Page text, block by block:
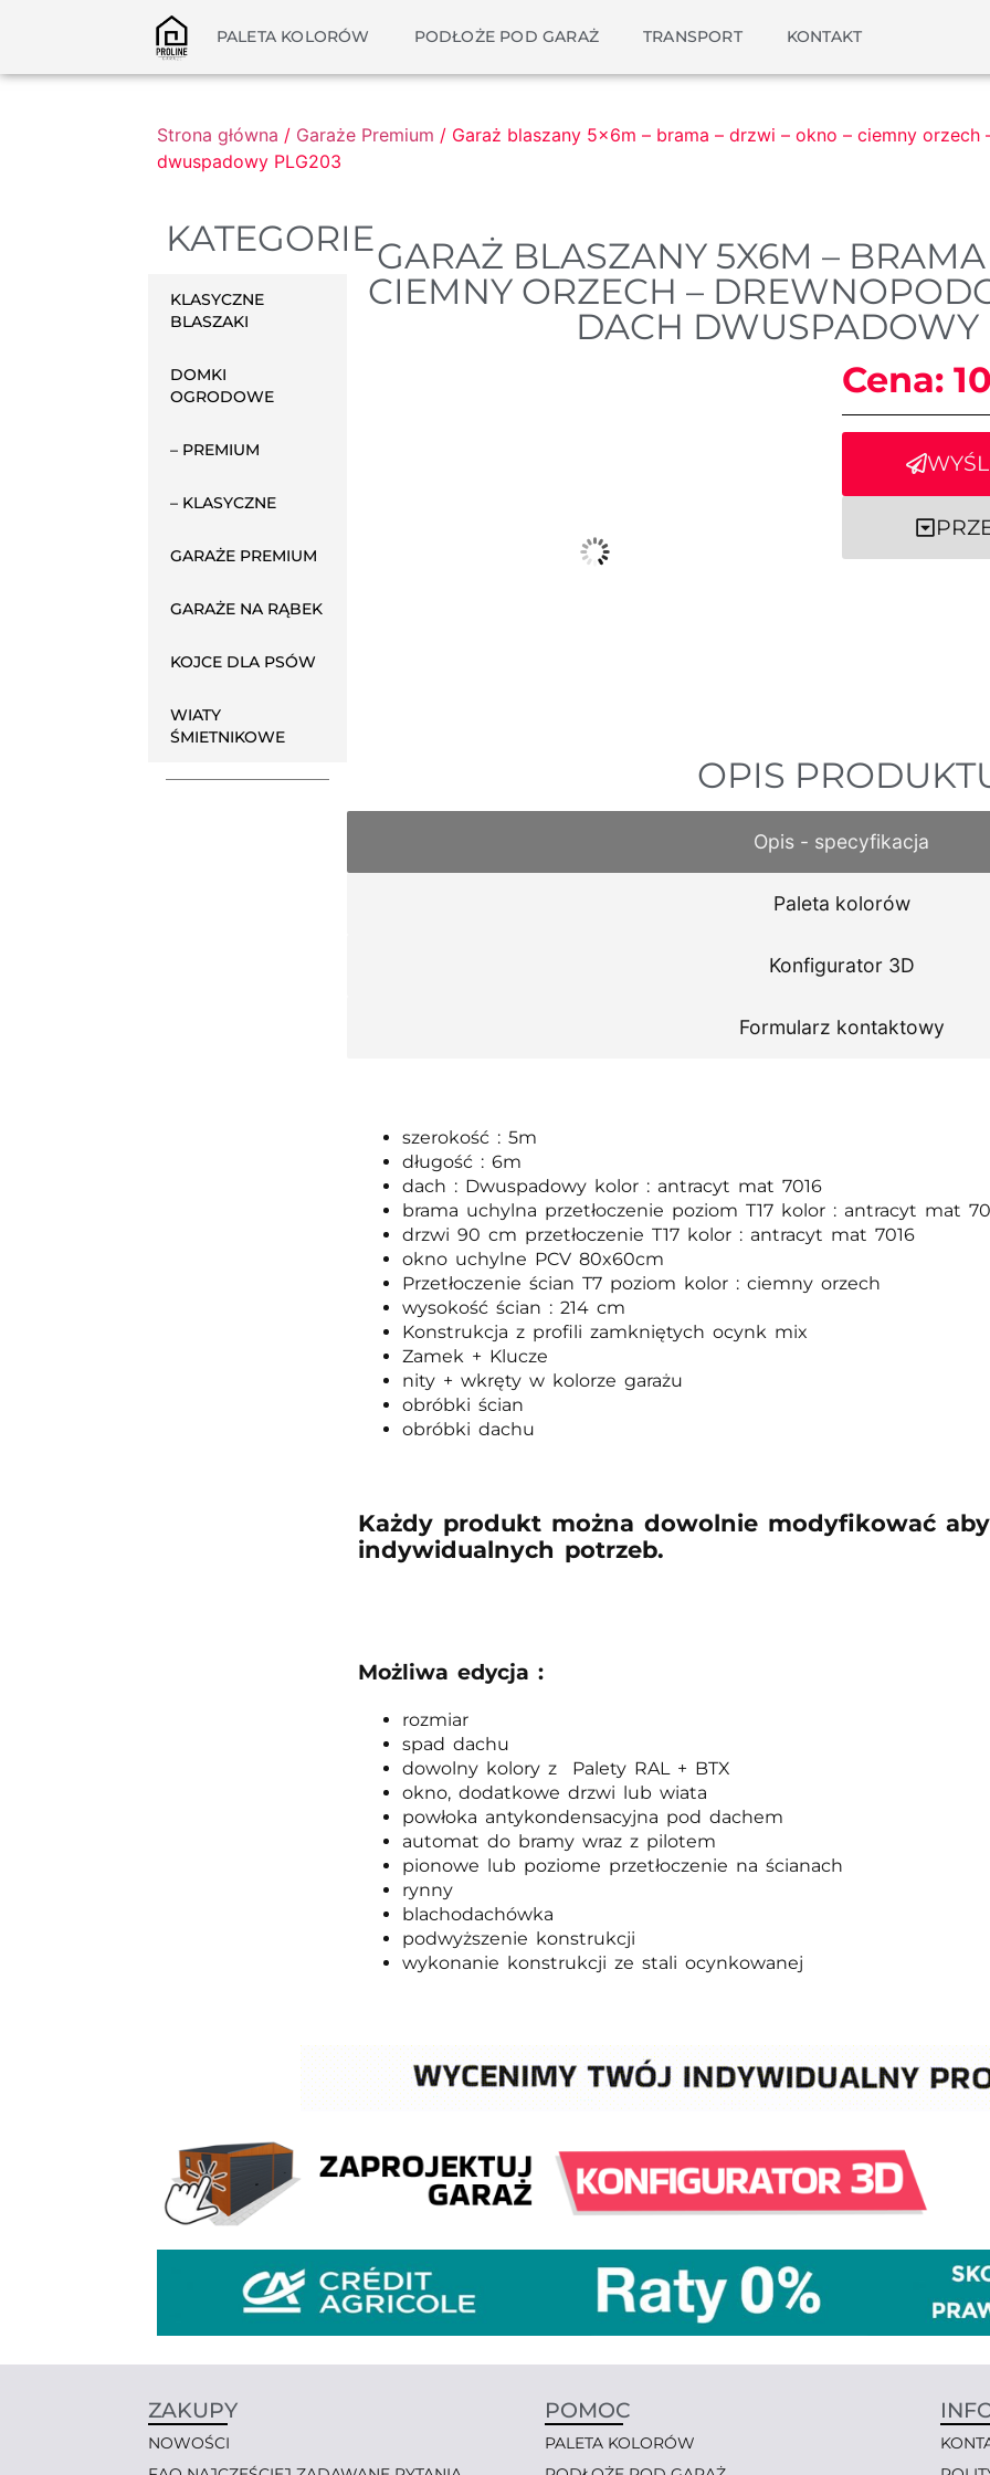
PALETA KOLORÓW PODŁOŻE POD GARAŻ TRANSPORT KONTAKT
Strona główna / Garaże Premium / Garaż blaszany 5x6m – brama – drzwi – okno – ciemny
dwuspadowy PLG203
KATEGORIE
KLASYCZNE
BLASZAKI
DOMKI
OGRODOWE
– PREMIUM
– KLASYCZNE
GARAŻE PREMIUM
GARAŻE NA RĄBEK
KOJCE DLA PSÓW
WIATY
ŚMIETNIKOWE
GARAŻ BLASZANY 5X6M –
CIEMNY ORZECH –
DACH DWUSPADOWY
Cena:
OPIS
Opis - specyfikacja
Paleta kolorów
Konfigurator 3D
Formularz kontaktowy
szerokość : 5m
długość : 6m
dach : Dwuspadowy kolor : antracyt mat 7016
brama uchylna przetłoczenie poziom T17 kolor : antracyt mat
drzwi 90 cm przetłoczenie T17 kolor : antracyt mat 7016
okno uchylne PCV 80x60cm
Przetłoczenie ścian T7 poziom kolor : ciemny orzech
wysokość ścian : 214 cm
Konstrukcja z profili zamkniętych ocynk mix
Zamek + Klucze
nity + wkręty w kolorze garażu
obróbki ścian
obróbki dachu
Każdy produkt można dowolnie modyfikować
indywidualnych potrzeb.
Możliwa edycja :
rozmiar
spad dachu
dowolny kolory z Palety RAL + BTX
okno, dodatkowe drzwi lub wiata
powłoka antykondensacyjna pod dachem
automat do bramy wraz z pilotem
pionowe lub poziome przetłoczenie na ścianach
rynny
blachodachówka
podwyższenie konstrukcji
wykonanie konstrukcji ze stali ocynkowanej
ZAKUPY
NOWOŚCI
POMOC
PALETA KOLORÓW